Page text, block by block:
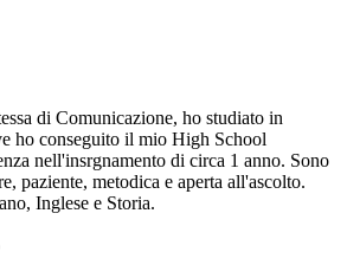
di Comunicazione, ho studiato in
ho conseguito il mio High School
nell'insrgnamento di circa 1 anno. Sono
paziente, metodica e aperta all'ascolto.
Inglese e Storia.